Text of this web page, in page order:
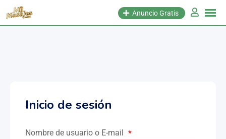
Anuncio Gratis
Inicio de sesión
Nombre de usuario o E-mail *